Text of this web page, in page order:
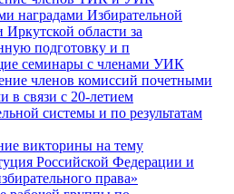
наградами Избирательной
Иркутской области за
подготовку и п
семинары с членами УИК
членов комиссий почетными
в связи с 20-летием
системы и по результатам
викторины на тему
Российской Федерации и
права»